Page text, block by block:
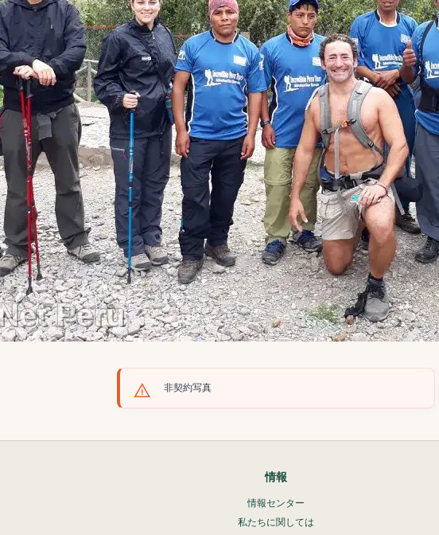
非契約写真
情報
情報センター
私たちに関しては